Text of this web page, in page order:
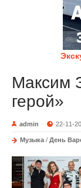
Максим
герой»
admin 22-11-
Музыка / День